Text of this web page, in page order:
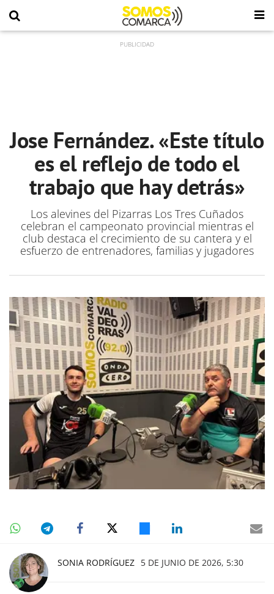
Jose Fernández. «Este título
es el reflejo de todo el
trabajo que hay detrás»
Los alevines del Pizarras Los Tres Cuñados
celebran el campeonato provincial mientras el
club destaca el crecimiento de su cantera y el
esfuerzo de entrenadores, familias y jugadores
SONIA RODRÍGUEZ 5 DE JUNIO DE 2026, 5:30